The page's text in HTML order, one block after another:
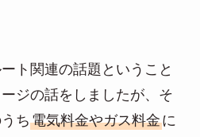
ト関連の話題ということ
ジの話をしましたが、そ
ち電気料金やガス料金に